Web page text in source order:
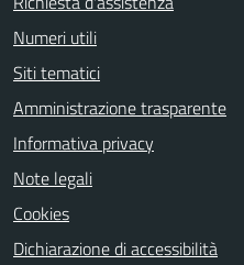
Numeri utili
Siti tematici
Amministrazione trasparente
Informativa privacy
Note legali
Cookies
Dichiarazione di accessibilità